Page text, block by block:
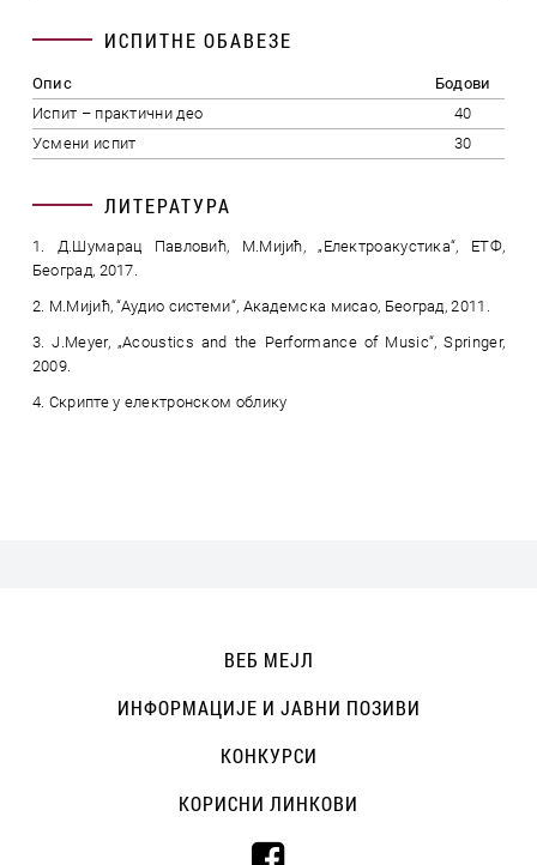
ИСПИТНЕ ОБАВЕЗЕ
Опис
Бодови
Испит – практични део
40
Усмени испит
30
ЛИТЕРАТУРА
1. Д.Шумарац Павловић, М.Мијић, „Електроакустика“, ЕТФ,
Београд, 2017.
2. М.Мијић, “Аудио системи“, Академска мисао, Београд, 2011.
3. J.Meyer, „Acoustics and the Performance of Music“, Springer,
2009.
4. Скрипте у електронском облику
ВЕБ МЕЈЛ
ИНФОРМАЦИЈЕ И ЈАВНИ ПОЗИВИ
КОНКУРСИ
КОРИСНИ ЛИНКОВИ